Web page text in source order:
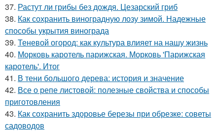
37. Растут ли грибы без дождя. Цезарский гриб
38. Как сохранить виноградную лозу зимой. Надежные
способы укрытия винограда
39. Теневой огород: как культура влияет на нашу жизнь
40. Морковь каротель парижская. Морковь 'Парижская
каротель'. Итог
41. В тени большого дерева: история и значение
42. Все о репе листовой: полезные свойства и способы
приготовления
43. Как сохранить здоровье березы при обрезке: советы
садоводов